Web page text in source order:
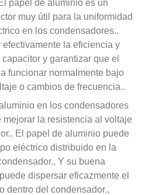
papel de aluminio es un
muy útil para la uniformidad
en los condensadores..
efectivamente la eficiencia y
y garantizar que el
funcionar normalmente bajo
o cambios de frecuencia..
en los condensadores
mejorar la resistencia al voltaje
El papel de aluminio puede
eléctrico distribuido en la
Y su buena
dispersar eficazmente el
dentro del condensador.,